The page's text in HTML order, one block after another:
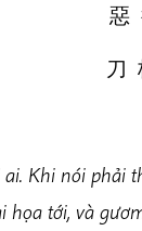
lai 惡
khu 刀
Khi nói phải
họa tới, và